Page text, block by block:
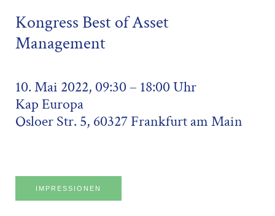
Kongress Best of Asset
Management
10. Mai 2022, 09:30 – 18:00 Uhr
Kap Europa
Osloer Str. 5, 60327 Frankfurt am Main
IMPRESSIONEN